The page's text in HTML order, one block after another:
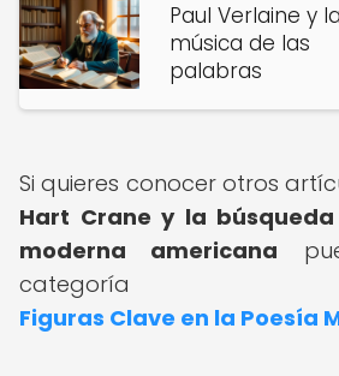
Paul Verlaine y la
música de las
palabras
Si quieres conocer otros
Hart Crane y la
moderna americana
categoría
Figuras Clave en la Poesía